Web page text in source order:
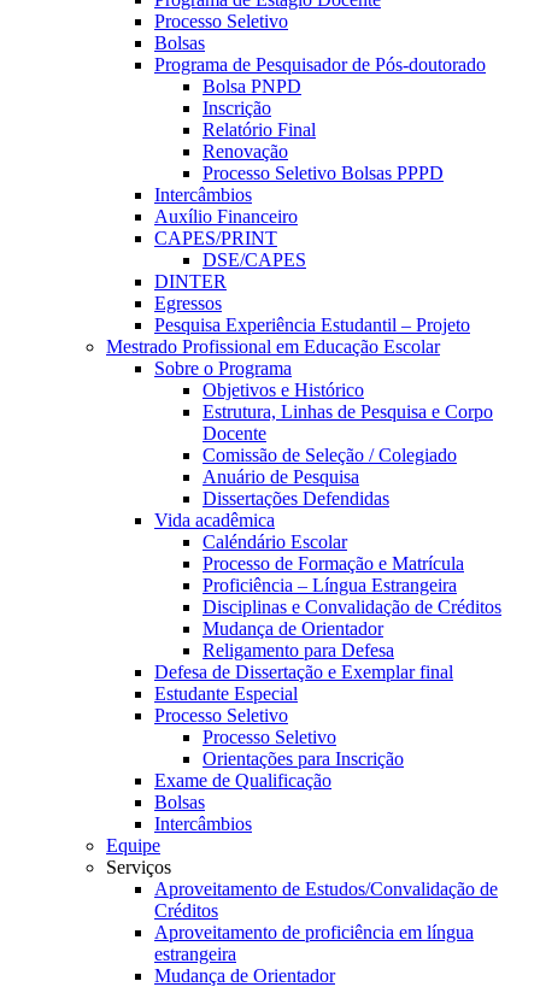
Processo Seletivo
Bolsas
Programa de Pesquisador de Pós-doutorado
Bolsa PNPD
Inscrição
Relatório Final
Renovação
Processo Seletivo Bolsas PPPD
Intercâmbios
Auxílio Financeiro
CAPES/PRINT
DSE/CAPES
DINTER
Egressos
Pesquisa Experiência Estudantil – Projeto
Mestrado Profissional em Educação Escolar
Sobre o Programa
Objetivos e Histórico
Estrutura, Linhas de Pesquisa e Corpo
Docente
Comissão de Seleção / Colegiado
Anuário de Pesquisa
Dissertações Defendidas
Vida acadêmica
Caléndário Escolar
Processo de Formação e Matrícula
Proficiência – Língua Estrangeira
Disciplinas e Convalidação de Créditos
Mudança de Orientador
Religamento para Defesa
Defesa de Dissertação e Exemplar final
Estudante Especial
Processo Seletivo
Processo Seletivo
Orientações para Inscrição
Exame de Qualificação
Bolsas
Intercâmbios
Equipe
Serviços
Aproveitamento de Estudos/Convalidação de
Créditos
Aproveitamento de proficiência em língua
estrangeira
Mudança de Orientador